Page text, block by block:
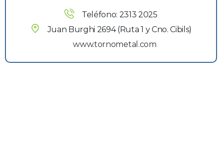
Teléfono: 2313 2025
Juan Burghi 2694 (Ruta 1 y Cno. Cibils)
www.tornometal.com